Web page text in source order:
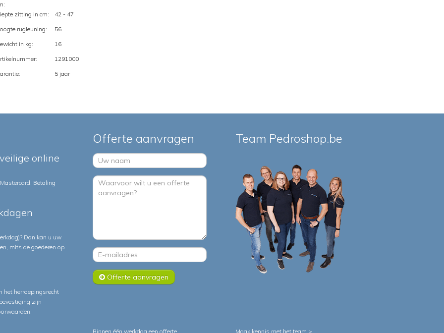
zitting in cm:
42 - 47
rugleuning:
56
in kg:
16
1291000
5 jaar
online
Betaling
Dan kan u uw
mits de goederen op
het herroepingsrecht
zijn
.
Offerte aanvragen
Offerte aanvragen
Team Pedroshop.be
Binnen één werkdag een offerte Maak kennis met het team >